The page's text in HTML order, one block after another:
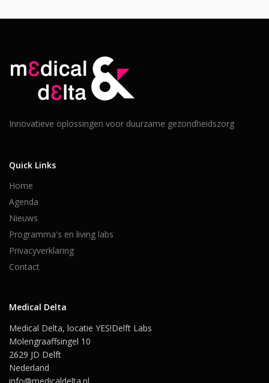
Innovatieve oplossingen voor duurzame gezondheidszorg
Quick Links
Home
Agenda
Nieuws
Programma's en living labs
Privacyverklaring
Contact
Medical Delta
Medical Delta, locatie YES!Delft Labs
Molengraaffsingel 10
2629 JD Delft
Nederland